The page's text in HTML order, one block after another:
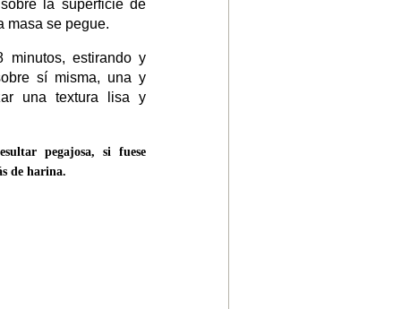
la superficie de
masa se pegue.
minutos, estirando y
sí misma, una y
una textura lisa y
pegajosa, si fuese
de harina.